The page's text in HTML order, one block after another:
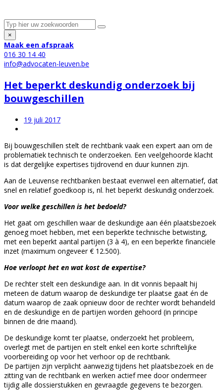
×
Maak een afspraak
016 30 14 40
info@advocaten-leuven.be
Het beperkt deskundig onderzoek bij
bouwgeschillen
19 juli 2017
Bij bouwgeschillen stelt de rechtbank vaak een expert aan om de
problematiek technisch te onderzoeken. Een veelgehoorde klacht
is dat dergelijke expertises tijdrovend en duur kunnen zijn.
Aan de Leuvense rechtbanken bestaat evenwel een alternatief, dat
snel en relatief goedkoop is, nl. het beperkt deskundig onderzoek.
Voor welke geschillen is het bedoeld?
Het gaat om geschillen waar de deskundige aan één plaatsbezoek
genoeg moet hebben, met een beperkte technische betwisting,
met een beperkt aantal partijen (3 à 4), en een beperkte financiële
inzet (maximum ongeveer € 12.500).
Hoe verloopt het en wat kost de expertise?
De rechter stelt een deskundige aan. In dit vonnis bepaalt hij
meteen de datum waarop de deskundige ter plaatse gaat én de
datum waarop de zaak opnieuw door de rechter wordt behandeld
en de deskundige en de partijen worden gehoord (in principe
binnen de drie maand).
De deskundige komt ter plaatse, onderzoekt het probleem,
overlegt met de partijen en stelt enkel een korte schriftelijke
voorbereiding op voor het verhoor op de rechtbank.
De partijen zijn verplicht aanwezig tijdens het plaatsbezoek en de
zitting van de rechtbank en werken actief mee door ondermeer
tijdig alle dossierstukken en gevraagde gegevens te bezorgen.